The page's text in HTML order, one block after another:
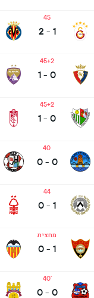
45
1
-
2
45+2
0
-
1
45+2
0
-
1
40
0
-
0
44
1
-
0
מחצית
1
-
0
40
0
-
0